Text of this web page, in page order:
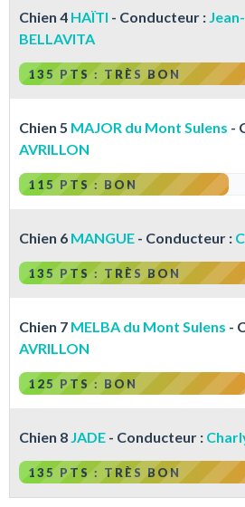
Chien 4 HAÏTI - Conducteur :
BELLAVITA
135 PTS : TRÈS BON
Chien 5 MAJOR du Mont Sulens -
AVRILLON
115 PTS : BON
Chien 6 MANGUE - Conducteur :
135 PTS : TRÈS BON
Chien 7 MELBA du Mont Sulens -
AVRILLON
125 PTS : BON
Chien 8 JADE - Conducteur :
135 PTS : TRÈS BON